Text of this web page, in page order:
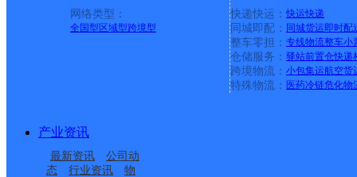
网络类型：
全国型 区域型跨境型
快递快运： 快运快递
同城即配： 同城货运即时配
整车零担： 专线物流整车小
仓储服务： 驿站前置仓快递
跨境物流： 小包集运航空货
特殊物流： 医药冷链危化物
产业资讯
最新资讯
公司动
态
行业资讯
物
中国邮政集团有限公司新疆维吾尔自治区叶城县
迪庆香格里拉